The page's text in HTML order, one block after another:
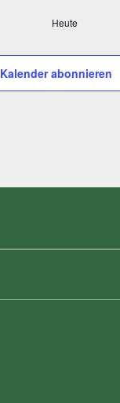
Heute
Kalender abonnieren